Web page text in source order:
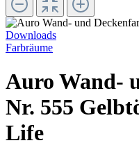
Downloads
Farbräume
Auro Wand-
Nr. 555
Life